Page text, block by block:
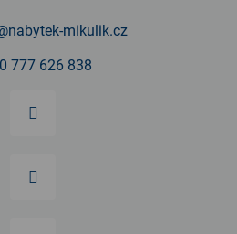
nabytek-mikulik.cz
777 626 838